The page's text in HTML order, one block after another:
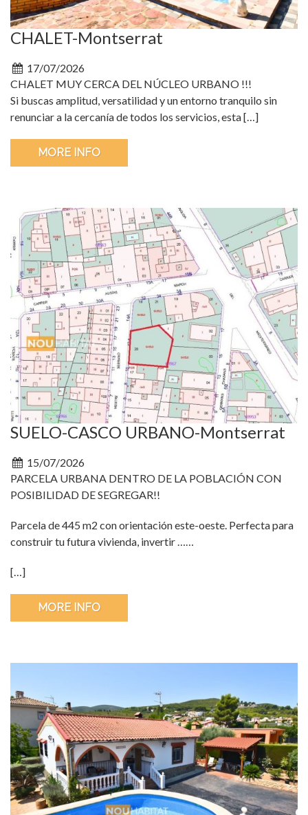
CHALET-Montserrat
17/07/2026
CHALET MUY CERCA DEL NÚCLEO URBANO !!!
Si buscas amplitud, versatilidad y un entorno tranquilo sin
renunciar a la cercanía de todos los servicios, esta […]
MORE INFO
SUELO-CASCO URBANO-Montserrat
15/07/2026
PARCELA URBANA DENTRO DE LA POBLACIÓN CON
POSIBILIDAD DE SEGREGAR!!
Parcela de 445 m2 con orientación este-oeste. Perfecta para
construir tu futura vivienda, invertir ……
[…]
MORE INFO